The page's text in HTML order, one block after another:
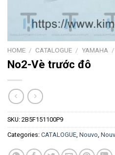
HOME / CATALOGUE / YAMAHA /
No2-Vè trước đô
SKU: 2B5F151100P9
Categories: CATALOGUE, Nouvo,